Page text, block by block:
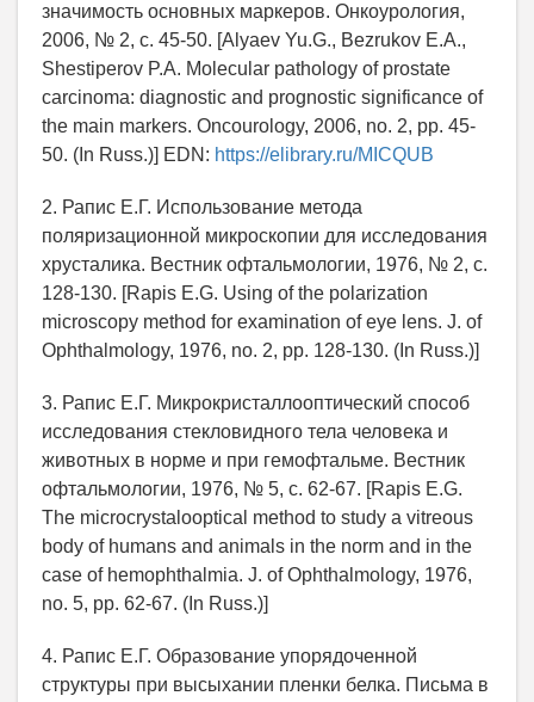
значимость основных маркеров. Онкоурология,
2006, № 2, c. 45-50. [Alyaev Yu.G., Bezrukov Е.А.,
Shestiperov P.А. Molecular pathology of prostate
carcinoma: diagnostic and prognostic significance of
the main markers. Oncourology, 2006, no. 2, pp. 45-
50. (In Russ.)] EDN: https://elibrary.ru/MICQUB
2. Рапис Е.Г. Использование метода
поляризационной микроскопии для исследования
хрусталика. Вестник офтальмологии, 1976, № 2, c.
128-130. [Rapis Е.G. Using of the polarization
microscopy method for examination of eye lens. J. of
Ophthalmology, 1976, no. 2, pp. 128-130. (In Russ.)]
3. Рапис Е.Г. Микрокристаллооптический способ
исследования стекловидного тела человека и
животных в норме и при гемофтальме. Вестник
офтальмологии, 1976, № 5, c. 62-67. [Rapis Е.G.
The microcrystalooptical method to study a vitreous
body of humans and animals in the norm and in the
case of hemophthalmia. J. of Ophthalmology, 1976,
no. 5, pp. 62-67. (In Russ.)]
4. Рапис Е.Г. Образование упорядоченной
структуры при высыхании пленки белка. Письма в